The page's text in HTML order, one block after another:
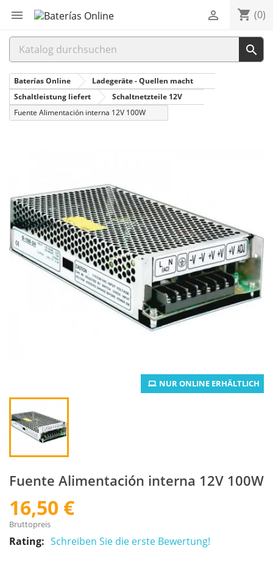
 shopping_cart (0)


Baterías Online
Ladegeräte - Quellen macht
Schaltleistung liefert
Schaltnetzteile 12V
Fuente Alimentación interna 12V 100W
NUR ONLINE ERHÄLTLICH
Fuente Alimentación interna 12V 100W
16,50 €
Bruttopreis
Rating: Schreiben Sie die erste Bewertung!